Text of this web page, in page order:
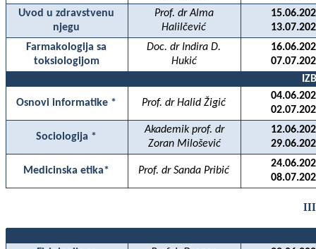
Uvod u zdravstvenu
njegu
Prof. dr Alma
Halilčević
Farmakologija sa
toksiologijom
Doc. dr Indira D.
Hukić
Osnovi informatike * Prof. dr Halid Žigić
Sociologija *
Akademik prof. dr
Zoran Milošević
Medicinska etika* Prof. dr Sanda Pribić
III